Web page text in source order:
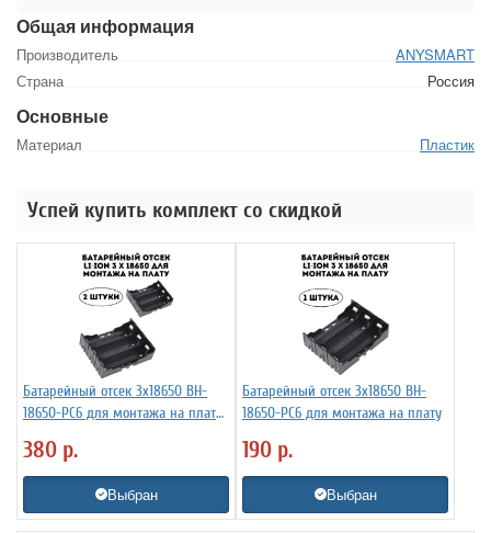
Общая информация
Производитель
ANYSMART
Страна
Россия
Основные
Материал Пластик
Успей купить комплект со скидкой
Батарейный отсек 3х18650 BH-
18650-PC6 для монтажа на плату,
380 р.
Выбран
Батарейный отсек 3х18650 BH-
18650-PC6 для монтажа на плату
190 р.
Выбран